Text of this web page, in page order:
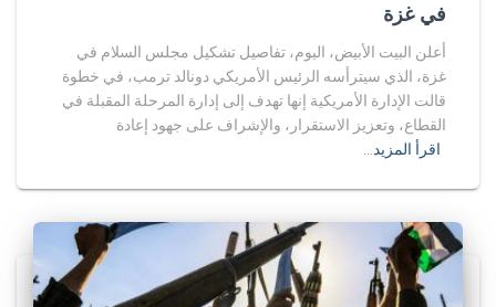
في غزة
أعلن البيت الأبيض، اليوم، تفاصيل تشكيل مجلس السلام في
غزة، الذي سيترأسه الرئيس الأمريكي دونالد ترمب، في خطوة
قالت الإدارة الأمريكية إنها تهدف إلى إدارة المرحلة المقبلة في
القطاع، وتعزيز الاستقرار، والإشراف على جهود إعادة
اقرأ المزيد…